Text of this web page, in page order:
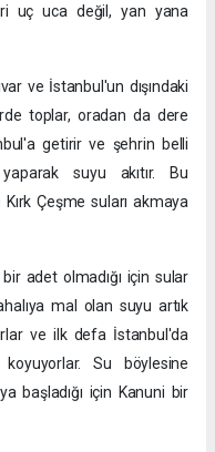
uç uca değil, yan yana
ve İstanbul'un dışındaki
toplar, oradan da dere
getirir ve şehrin belli
suyu akıtır. Bu
Çeşme suları akmaya
adet olmadığı için sular
mal olan suyu artık
ve ilk defa İstanbul'da
Su böylesine
başladığı için Kanuni bir